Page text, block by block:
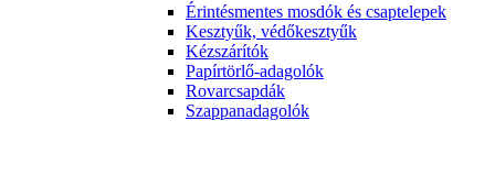
Érintésmentes mosdók és csaptelepek
Kesztyűk, védőkesztyűk
Kézszárítók
Papírtörlő-adagolók
Rovarcsapdák
Szappanadagolók